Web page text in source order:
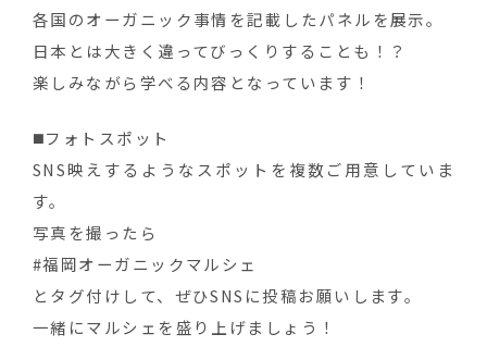
各国のオーガニック事情を記載したパネルを展示。
日本とは大きく違ってびっくりすることも！？
楽しみながら学べる内容となっています！
◼️フォトスポット
SNS映えするようなスポットを複数ご用意していま
す。
写真を撮ったら
#福岡オーガニックマルシェ
とタグ付けして、ぜひSNSに投稿お願いします。
一緒にマルシェを盛り上げましょう！